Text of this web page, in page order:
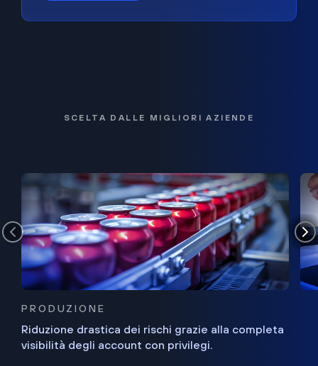
SCELTA DALLE MIGLIORI AZIENDE
PRODUZIONE
Riduzione drastica dei rischi grazie alla completa
visibilità degli account con privilegi.